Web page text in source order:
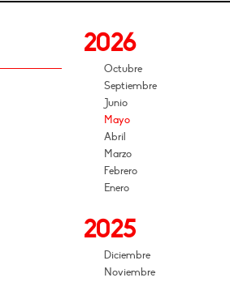
2026
Octubre
Septiembre
Junio
Mayo
Abril
Marzo
Febrero
Enero
2025
Diciembre
Noviembre